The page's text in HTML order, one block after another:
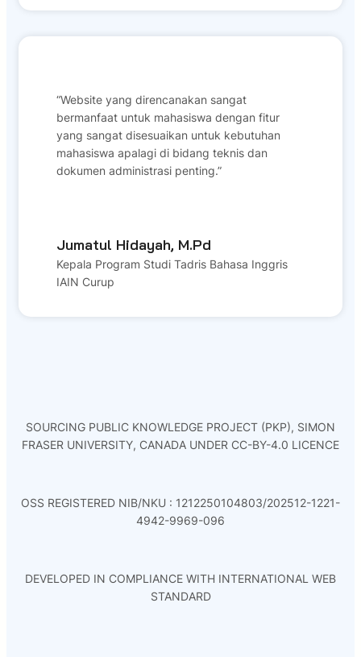
“Website yang direncanakan sangat
bermanfaat untuk mahasiswa dengan fitur
yang sangat disesuaikan untuk kebutuhan
mahasiswa apalagi di bidang teknis dan
dokumen administrasi penting.”
Jumatul Hidayah, M.Pd
Kepala Program Studi Tadris Bahasa Inggris
IAIN Curup
SOURCING PUBLIC KNOWLEDGE PROJECT (PKP), SIMON
FRASER UNIVERSITY, CANADA UNDER CC-BY-4.0 LICENCE
OSS REGISTERED NIB/NKU : 1212250104803/202512-1221-
4942-9969-096
DEVELOPED IN COMPLIANCE WITH INTERNATIONAL WEB
STANDARD